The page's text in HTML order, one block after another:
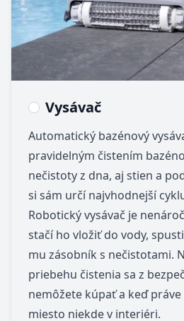
Vysávač
Automatický bazénový
pravidelným čistením
nečistoty z dna, aj stien a
si sám určí najvhodnejší
Robotický vysávač je
stačí ho vložiť do vody,
mu zásobník s nečistotami.
priebehu čistenia sa z
nemôžete kúpať a keď
miesto niekde v interiéri.